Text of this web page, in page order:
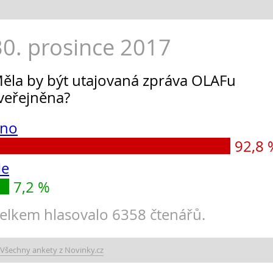
prosince 2017
by být utajovaná zpráva OLAFu
92,8
7,2 %
hlasovalo 6358 čtenářů.
Všechny ankety z Novinky.cz